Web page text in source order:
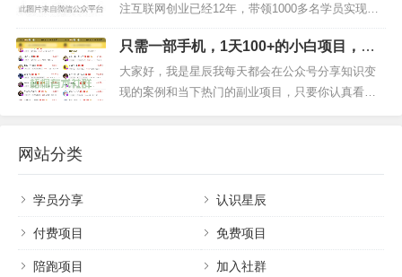
现的侧方栏目中点击抖音创作者中心-全部-电商带货，点
需缴纳500元的带货保证金才能正式开始带货，缴纳路
径：抖音首页-我-商品橱窗-更多功能-作者保证金。
1. 选品策略
热门品类选择：参考抖音电商的热门品类，如亲子母
婴（童装、益智玩具等）、零食饮品（高颜值糕点、网
红速食）、居家好物（ins风餐具、收纳神器）、潮流服
个百度文库的项目就不一样了，只要你去做，每个
月还有固定工资（发布数量补贴...
注互联网创业已经12年，带领1000多名学员实现月
入10万+，如果你对我还不够了解的，可以看看下面
这篇文章，我会告诉你，我是如何靠知识变现成功
翻身上岸的！做知识变现3年，7个月还清200万负
债，赚钱的方法很重要！最近后台很多小伙伴问：
只需一部手机，1天100+的小白项目，有
手就能做
大家好，我是星辰我每天都会在公众号分享知识变
现的案例和当下热门的副业项目，只要你认真看
说实话，这个价格能买到一个日入500+的项目，我
肯定是不信的，但为了给咱们梧...
网站分类
学员分享 认识星辰
付费项目 免费项目
陪跑项目 加入社群